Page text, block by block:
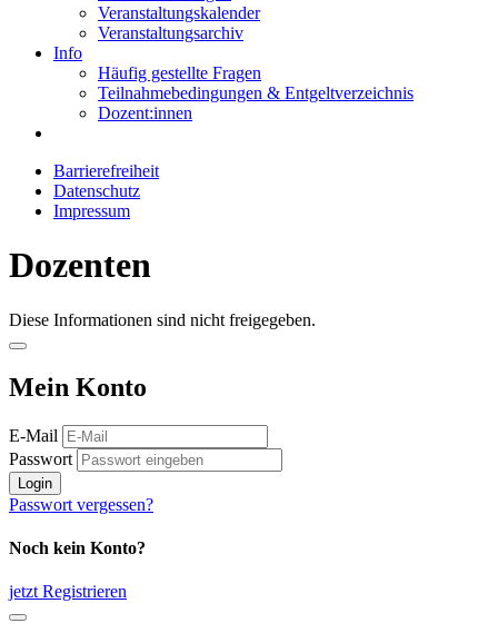
Veranstaltungskalender
Veranstaltungsarchiv
Info
Häufig gestellte Fragen
Teilnahmebedingungen & Entgeltverzeichnis
Dozent:innen
Barrierefreiheit
Datenschutz
Impressum
Dozenten
Diese Informationen sind nicht freigegeben.
Mein Konto
E-Mail
Passwort
Login
Passwort vergessen?
Noch kein Konto?
jetzt Registrieren